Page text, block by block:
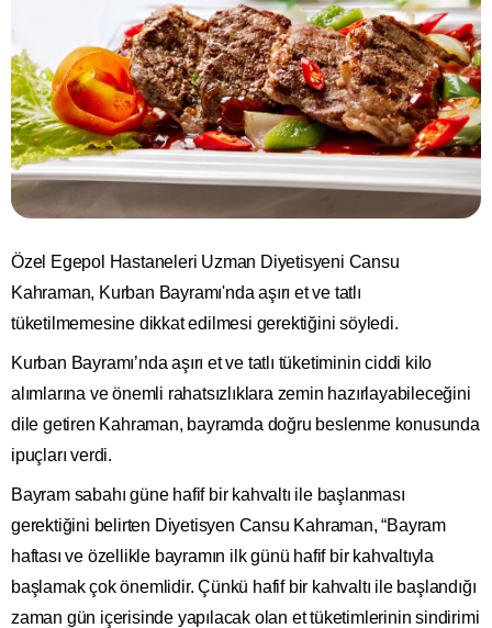
Özel Egepol Hastaneleri Uzman Diyetisyeni Cansu
Kahraman, Kurban Bayramı'nda aşırı et ve tatlı
tüketilmemesine dikkat edilmesi gerektiğini söyledi.
Kurban Bayramı’nda aşırı et ve tatlı tüketiminin ciddi kilo
alımlarına ve önemli rahatsızlıklara zemin hazırlayabileceğini
dile getiren Kahraman, bayramda doğru beslenme konusunda
ipuçları verdi.
Bayram sabahı güne hafif bir kahvaltı ile başlanması
gerektiğini belirten Diyetisyen Cansu Kahraman, “Bayram
haftası ve özellikle bayramın ilk günü hafif bir kahvaltıyla
başlamak çok önemlidir. Çünkü hafif bir kahvaltı ile başlandığı
zaman gün içerisinde yapılacak olan et tüketimlerinin sindirimi